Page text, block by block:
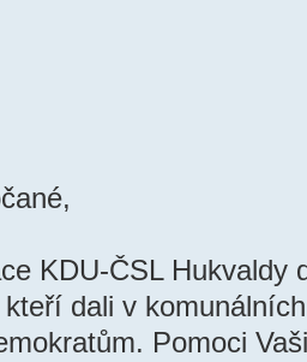
KDU-ČSL Hukvaldy
dali v
Pomoci